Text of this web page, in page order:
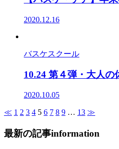
2020.12.16
バスケスクール
10.24 第４弾・大人の
2020.10.05
≪ 1 2 3 4 5 6 7 8 9 … 13 ≫
最新の記事information